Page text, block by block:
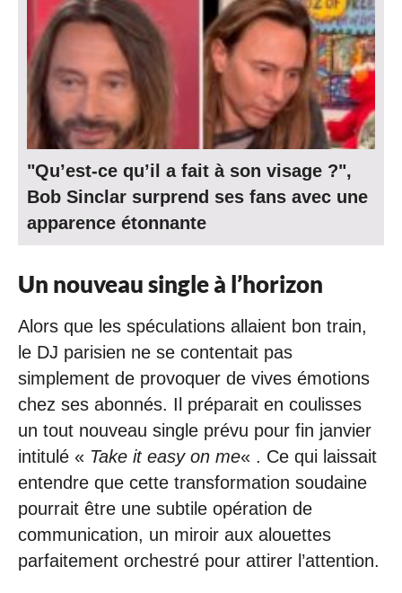
"Qu’est-ce qu’il a fait à son visage ?",
Bob Sinclar surprend ses fans avec une
apparence étonnante
Un nouveau single à l’horizon
Alors que les spéculations allaient bon train,
le DJ parisien ne se contentait pas
simplement de provoquer de vives émotions
chez ses abonnés. Il préparait en coulisses
un tout nouveau single prévu pour fin janvier
intitulé « Take it easy on me« . Ce qui laissait
entendre que cette transformation soudaine
pourrait être une subtile opération de
communication, un miroir aux alouettes
parfaitement orchestré pour attirer l’attention.